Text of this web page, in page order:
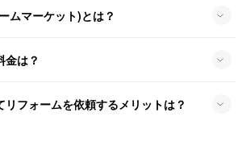
ムマーケット)とは？
金は？
リフォームを依頼するメリットは？